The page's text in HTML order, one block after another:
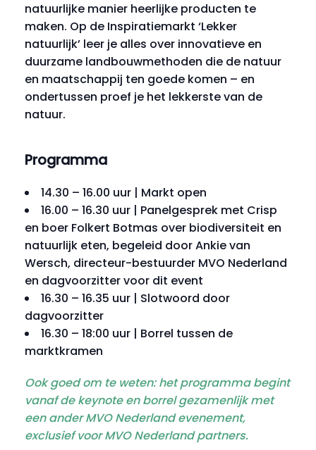
natuurlijke manier heerlijke producten te
maken. Op de Inspiratiemarkt ‘Lekker
natuurlijk’ leer je alles over innovatieve en
duurzame landbouwmethoden die de natuur
en maatschappij ten goede komen – en
ondertussen proef je het lekkerste van de
natuur.
Programma
14.30 – 16.00 uur | Markt open
16.00 – 16.30 uur | Panelgesprek met Crisp
en boer Folkert Botmas over biodiversiteit en
natuurlijk eten, begeleid door Ankie van
Wersch, directeur-bestuurder MVO Nederland
en dagvoorzitter voor dit event
16.30 – 16.35 uur | Slotwoord door
dagvoorzitter
16.30 – 18:00 uur | Borrel tussen de
marktkramen
Ook goed om te weten: het programma begint
vanaf de keynote en borrel gezamenlijk met
een ander MVO Nederland evenement,
exclusief voor MVO Nederland partners.